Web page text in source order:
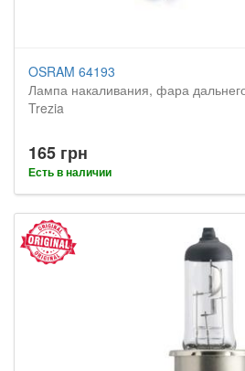
OSRAM 64193
Лампа накаливания, фара
Trezia
165 грн
Есть в наличии